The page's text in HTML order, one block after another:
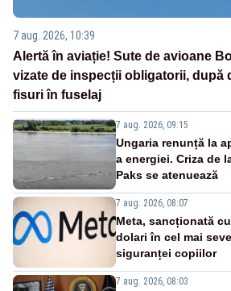
7 aug. 2026, 10:39
Alertă în aviație! Sute de avioane
vizate de inspecții obligatorii, după
fisuri în fuselaj
7 aug. 2026, 09:15
Ungaria renunță la
a energiei. Criza de
Paks se atenuează
7 aug. 2026, 08:07
Meta, sancționată
dolari în cel mai
siguranței copiilor
7 aug. 2026, 08:03